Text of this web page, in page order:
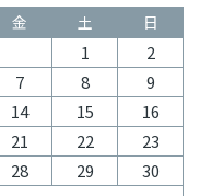
金 土 日
1
2
7 8
9
14 15
16
21 22
23
28 29
30